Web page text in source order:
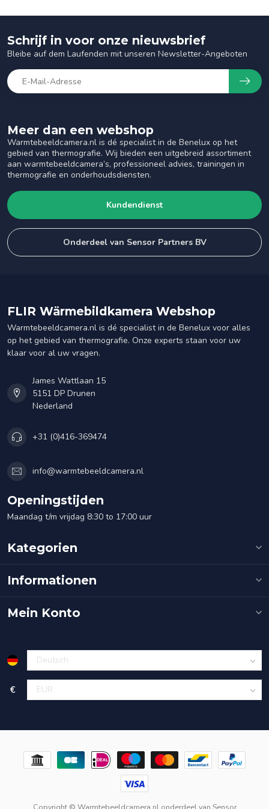
Meer dan een webshop
Warmtebeeldcamera.nl is dé specialist in de Benelux op het
gebied van thermografie. Wij bieden een uitgebreid assortiment
aan warmtebeeldcamera’s, professioneel advies, trainingen in
thermografie en onderhoudsdiensten.
Kundendienst
Onderdeel van Sensor Partners BV
Schrijf in voor onze nieuwsbrief
Bleibe auf dem Laufenden mit unseren Newsletter-Angeboten
FLIR Wärmebildkamera Webshop
Warmtebeeldcamera.nl is dé specialist in de Benelux voor alles
op het gebied van thermografie. Onze experts staan voor uw
klaar voor al uw vragen.
James Wattlaan 15
5151 DP Drunen
Nederland
+31 (0)416-369474
info@warmtebeeldcamera.nl
Openingstijden
Maandag t/m vrijdag 8:30 to 17:00 uur
Kategorien
Informationen
Mein Konto
€
Copyright © Warmtebeeldcamera.nl onderdeel van Sensor